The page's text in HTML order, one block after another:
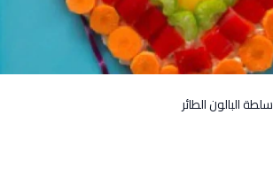
سلطة البالون الطائر